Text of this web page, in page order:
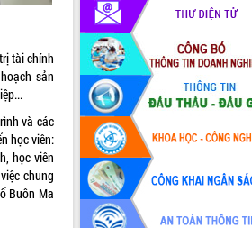
tài chính
sản
và các
học viên:
học viên
chung
Buôn Ma